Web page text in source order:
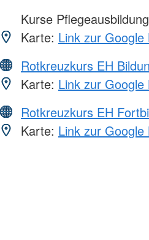
Kurse Pflegeausbildung
Karte: Link zur
Rotkreuzkurs EH
Karte: Link zur
Rotkreuzkurs EH
Karte: Link zur